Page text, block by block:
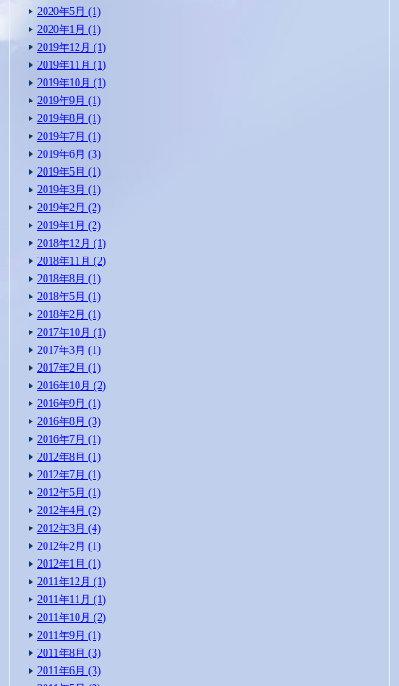
2020年5月 (1)
2020年1月 (1)
2019年12月 (1)
2019年11月 (1)
2019年10月 (1)
2019年9月 (1)
2019年8月 (1)
2019年7月 (1)
2019年6月 (3)
2019年5月 (1)
2019年3月 (1)
2019年2月 (2)
2019年1月 (2)
2018年12月 (1)
2018年11月 (2)
2018年8月 (1)
2018年5月 (1)
2018年2月 (1)
2017年10月 (1)
2017年3月 (1)
2017年2月 (1)
2016年10月 (2)
2016年9月 (1)
2016年8月 (3)
2016年7月 (1)
2012年8月 (1)
2012年7月 (1)
2012年5月 (1)
2012年4月 (2)
2012年3月 (4)
2012年2月 (1)
2012年1月 (1)
2011年12月 (1)
2011年11月 (1)
2011年10月 (2)
2011年9月 (1)
2011年8月 (3)
2011年6月 (3)